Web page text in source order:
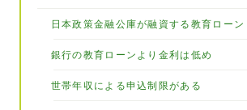
日本政策金融公庫が融資する教育ローン
銀行の教育ローンより金利は低め
世帯年収による申込制限がある